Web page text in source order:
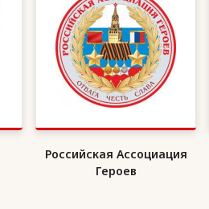
Российская Ассоциация
Героев